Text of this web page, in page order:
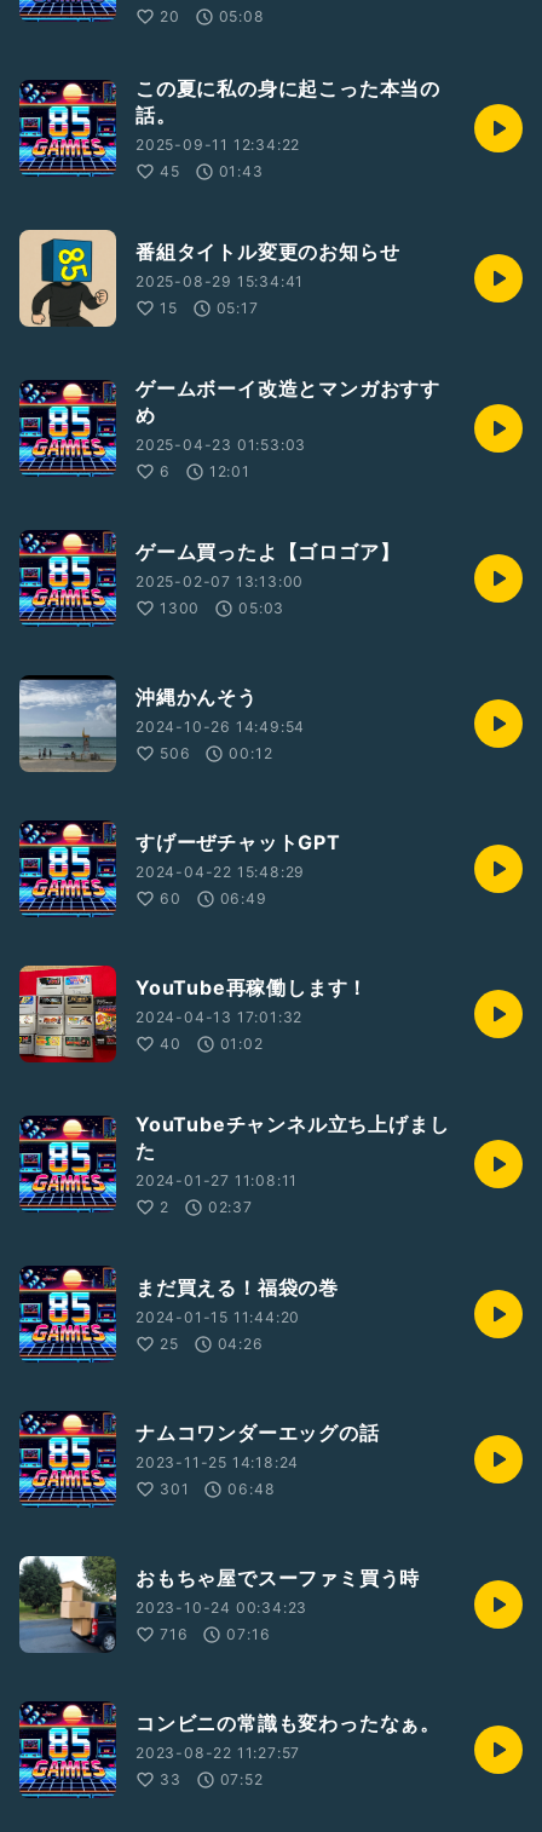
20
05:08
この夏に私の身に起こった本当の
話。
2025-09-11 12:34:22
45
01:43
番組タイトル変更のお知らせ
2025-08-29 15:34:41
15
05:17
ゲームボーイ改造とマンガおすす
め
2025-04-23 01:53:03
6
12:01
ゲーム買ったよ【ゴロゴア】
2025-02-07 13:13:00
1300
05:03
沖縄かんそう
2024-10-26 14:49:54
506
00:12
すげーぜチャットGPT
2024-04-22 15:48:29
60
06:49
YouTube再稼働します！
2024-04-13 17:01:32
40
01:02
YouTubeチャンネル立ち上げまし
た
2024-01-27 11:08:11
2
02:37
まだ買える！福袋の巻
2024-01-15 11:44:20
25
04:26
ナムコワンダーエッグの話
2023-11-25 14:18:24
301
06:48
おもちゃ屋でスーファミ買う時
2023-10-24 00:34:23
716
07:16
コンビニの常識も変わったなぁ。
2023-08-22 11:27:57
33
07:52